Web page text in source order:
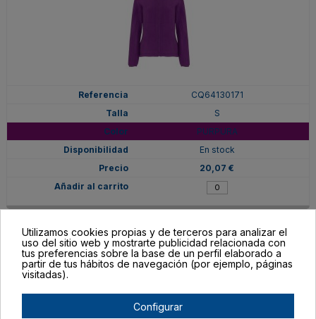
CQ64130171
S
PURPURA
En stock
20,07 €
Utilizamos cookies propias y de terceros para analizar el
uso del sitio web y mostrarte publicidad relacionada con
tus preferencias sobre la base de un perfil elaborado a
partir de tus hábitos de navegación (por ejemplo, páginas
visitadas).
Configurar